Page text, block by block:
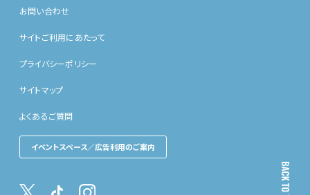
お問い合わせ
サイトご利用にあたって
プライバシーポリシー
サイトマップ
よくあるご質問
イベントスペース／広告利用のご案内